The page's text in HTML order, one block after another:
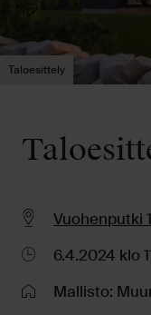
Taloesittely
Vuohenputki
6.4.2024 klo
Mallisto: